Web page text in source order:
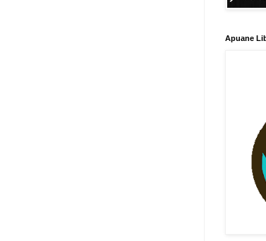
Apuane